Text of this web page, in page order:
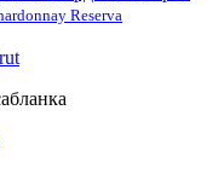
Reserva